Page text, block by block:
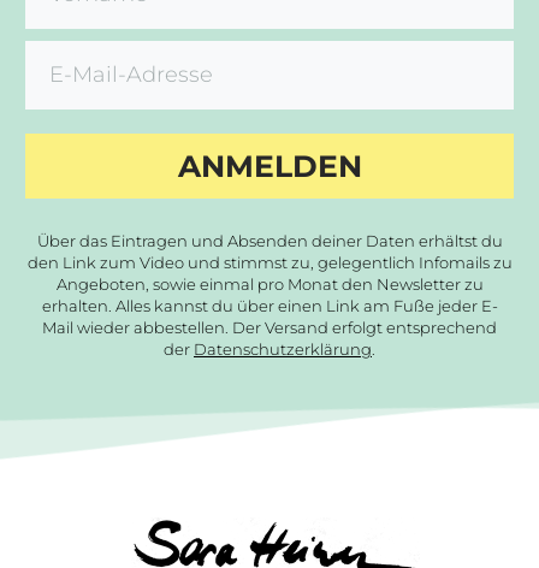
ANMELDEN
Über das Eintragen und Absenden deiner Daten erhältst du
den Link zum Video und stimmst zu, gelegentlich Infomails zu
Angeboten, sowie einmal pro Monat den Newsletter zu
erhalten. Alles kannst du über einen Link am Fuße jeder E-
Mail wieder abbestellen. Der Versand erfolgt entsprechend
der Datenschutzerklärung